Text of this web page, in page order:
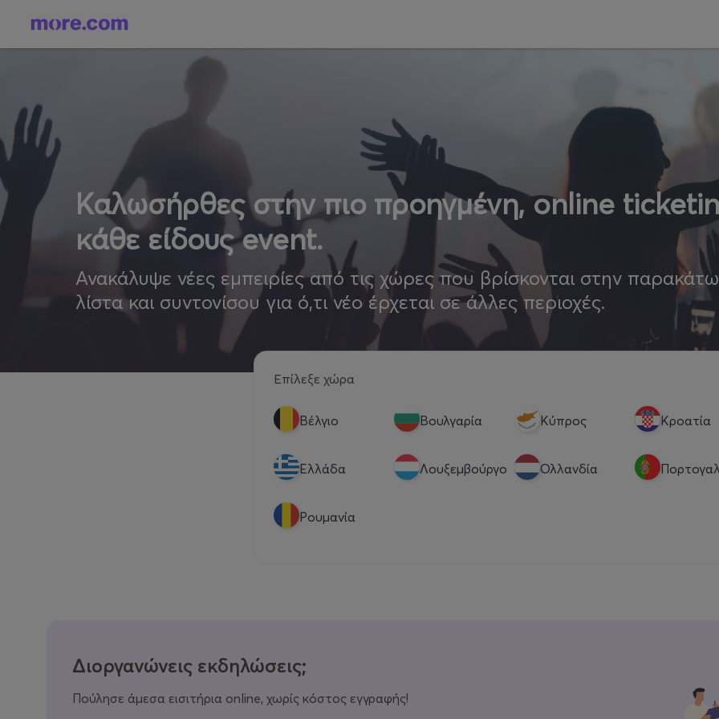
Καλωσήρθες στην πιο προηγμένη, online
κάθε είδους event.
Ανακάλυψε νέες εμπειρίες από τις χώρες που βρίσκονται στην παρακάτω
λίστα και συντονίσου για ό,τι νέο έρχεται σε άλλες περιοχές.
Επίλεξε χώρα
Βέλγιο Βουλγαρία Κύπρος Κροατία
Eλλάδα Λουξεμβούργο Ολλανδία
Ρουμανία
Διοργανώνεις εκδηλώσεις;
Πούλησε άμεσα εισιτήρια online, χωρίς κόστος εγγραφής!